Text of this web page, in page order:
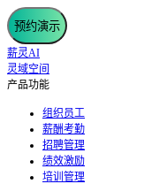
预约演示
薪灵AI
灵域空间
产品功能
组织员工
薪酬考勤
招聘管理
绩效激励
培训管理